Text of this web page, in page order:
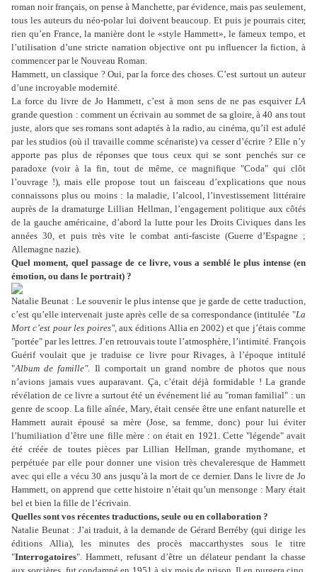
roman noir français, on pense à Manchette, par évidence, mais pas seulement,
tous les auteurs du néo-polar lui doivent beaucoup. Et puis je pourrais citer,
rien qu’en France, la manière dont le «style Hammett», le fameux tempo, et
l’utilisation d’une stricte narration objective ont pu influencer la fiction, à
commencer par le Nouveau Roman.
Hammett, un classique ? Oui, par la force des choses. C’est surtout un auteur
d’une incroyable modernité.
La force du livre de Jo Hammett, c’est à mon sens de ne pas esquiver LA
grande question : comment un écrivain au sommet de sa gloire, à 40 ans tout
juste, alors que ses romans sont adaptés à la radio, au cinéma, qu’il est adulé
par les studios (où il travaille comme scénariste) va cesser d’écrire ? Elle n’y
apporte pas plus de réponses que tous ceux qui se sont penchés sur ce
paradoxe (voir à la fin, tout de même, ce magnifique "Coda" qui clôt
l’ouvrage !), mais elle propose tout un faisceau d’explications que nous
connaissons plus ou moins : la maladie, l’alcool, l’investissement littéraire
auprès de la dramaturge Lillian Hellman, l’engagement politique aux côtés
de la gauche américaine, d’abord la lutte pour les Droits Civiques dans les
années 30, et puis très vite le combat anti-fasciste (Guerre d’Espagne ;
Allemagne nazie).
Quel moment, quel passage de ce livre, vous a semblé le plus intense (en
émotion, ou dans le portrait) ?
Natalie Beunat : Le souvenir le plus intense que je garde de cette traduction,
c’est qu’elle intervenait juste après celle de sa correspondance (intitulée "La
Mort c’est pour les poires", aux éditions Allia en 2002) et que j’étais comme
"portée" par les lettres. J’en retrouvais toute l’atmosphère, l’intimité. François
Guérif voulait que je traduise ce livre pour Rivages, à l’époque intitulé
"Album de famille". Il comportait un grand nombre de photos que nous
n’avions jamais vues auparavant. Ça, c’était déjà formidable ! La grande
révélation de ce livre a surtout été un événement lié au "roman familial" : un
genre de scoop. La fille aînée, Mary, était censée être une enfant naturelle et
Hammett aurait épousé sa mère (Jose, sa femme, donc) pour lui éviter
l’humiliation d’être une fille mère : on était en 1921. Cette "légende" avait
été créée de toutes pièces par Lillian Hellman, grande mythomane, et
perpétuée par elle pour donner une vision très chevaleresque de Hammett
avec qui elle a vécu 30 ans jusqu’à la mort de ce dernier. Dans le livre de Jo
Hammett, on apprend que cette histoire n’était qu’un mensonge : Mary était
bel et bien la fille de l’écrivain.
Quelles sont vos récentes traductions, seule ou en collaboration ?
Natalie Beunat : J’ai traduit, à la demande de Gérard Berréby (qui dirige les
éditions Allia), les minutes des procès maccarthystes sous le titre
"Interrogatoires". Hammett, refusant d’être un délateur pendant la chasse